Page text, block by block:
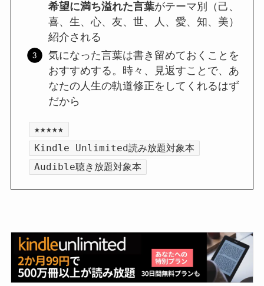
希望に満ち溢れた言葉がテーマ別（己、
喜、生、心、友、世、人、愛、知、美）
紹介される
気になった言葉は書き留めておくことを
おすすめする。時々、見返すことで、あ
なたの人生の軌道修正をしてくれるはず
だから
★★★★★
Kindle Unlimited読み放題対象本
Audible聴き放題対象本